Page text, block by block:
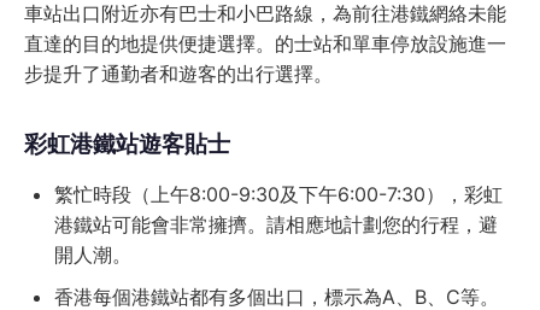
車站出口附近亦有巴士和小巴路線，為前往港鐵網絡未能
直達的目的地提供便捷選擇。的士站和單車停放設施進一
步提升了通勤者和遊客的出行選擇。
彩虹港鐵站遊客貼士
繁忙時段（上午8:00-9:30及下午6:00-7:30），彩虹
港鐵站可能會非常擁擠。請相應地計劃您的行程，避
開人潮。
香港每個港鐵站都有多個出口，標示為A、B、C等。